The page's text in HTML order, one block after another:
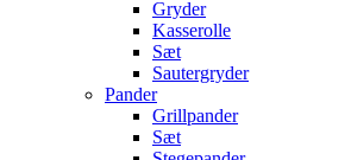
Gryder
Kasserolle
Sæt
Sautergryder
Pander
Grillpander
Sæt